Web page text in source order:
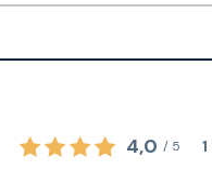
4,0 / 5 1